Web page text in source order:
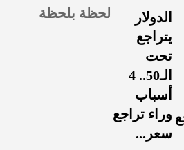
الدولار
يتراجع
تحت
الـ50.. 4
أسباب
وراء تراجع
سعر...
لحظة بلحظة